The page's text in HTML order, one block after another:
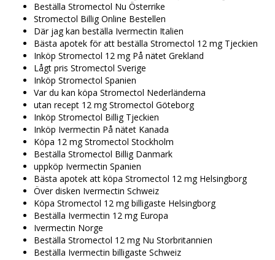
Beställa Stromectol Nu Österrike
Stromectol Billig Online Bestellen
Där jag kan beställa Ivermectin Italien
Bästa apotek för att beställa Stromectol 12 mg Tjeckien
Inköp Stromectol 12 mg På nätet Grekland
Lågt pris Stromectol Sverige
Inköp Stromectol Spanien
Var du kan köpa Stromectol Nederländerna
utan recept 12 mg Stromectol Göteborg
Inköp Stromectol Billig Tjeckien
Inköp Ivermectin På nätet Kanada
Köpa 12 mg Stromectol Stockholm
Beställa Stromectol Billig Danmark
uppköp Ivermectin Spanien
Bästa apotek att köpa Stromectol 12 mg Helsingborg
Över disken Ivermectin Schweiz
Köpa Stromectol 12 mg billigaste Helsingborg
Beställa Ivermectin 12 mg Europa
Ivermectin Norge
Beställa Stromectol 12 mg Nu Storbritannien
Beställa Ivermectin billigaste Schweiz